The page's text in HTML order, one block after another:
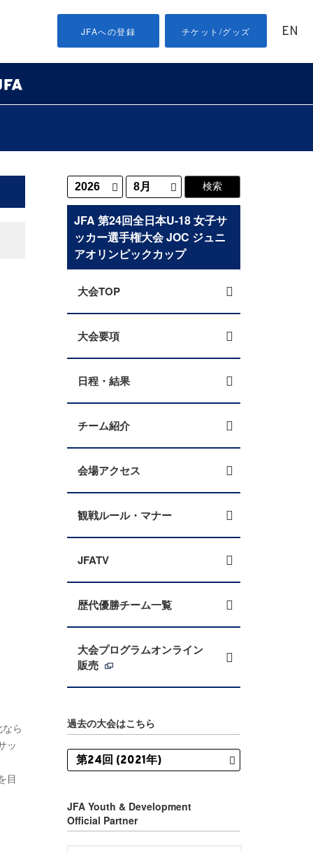
JFAへの登録 チケット/グッズ EN
ら
ッ
目
JFA 第24回全日本U-18 女子サ
ッカー選手権大会 JOC ジュニ
アオリンピックカップ
大会TOP
大会要項
日程・結果
チーム紹介
会場アクセス
観戦ルール・マナー
JFATV
歴代優勝チーム一覧
大会プログラムオンライン
販売
過去の大会はこちら
JFA Youth & Development
Official Partner